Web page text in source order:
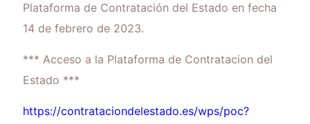
Plataforma de Contratación del Estado en fecha
14 de febrero de 2023.
*** Acceso a la Plataforma de Contratacion del
Estado ***
https://contrataciondelestado.es/wps/poc?